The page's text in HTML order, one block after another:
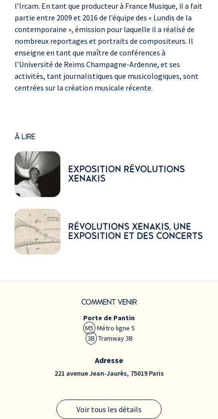
l’Ircam. En tant que producteur à France Musique, il a fait
partie entre 2009 et 2016 de l’équipe des « Lundis de la
contemporaine », émission pour laquelle il a réalisé de
nombreux reportages et portraits de compositeurs. Il
enseigne en tant que maître de conférences à
l’Université de Reims Champagne-Ardenne, et ses
activités, tant journalistiques que musicologiques, sont
centrées sur la création musicale récente.
À LIRE
EXPOSITION RÉVOLUTIONS
XENAKIS
RÉVOLUTIONS XENAKIS, UNE
EXPOSITION ET DES CONCERTS
COMMENT VENIR
Voir tous les détails
Porte de Pantin
M5 Métro ligne 5
3B Tramway 3B
Adresse
221 avenue Jean-Jaurès, 75019 Paris